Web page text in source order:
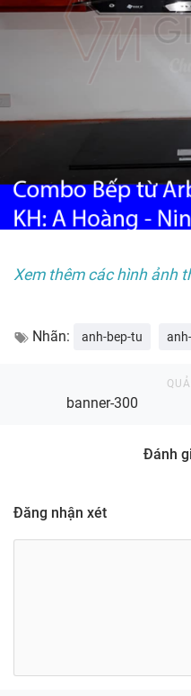
Xem thêm các hình ảnh
Nhãn: anh-bep-tu
banner-300
Đánh
Đăng nhận xét